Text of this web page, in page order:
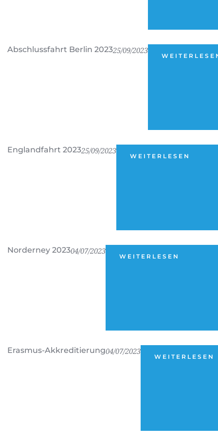
Abschlussfahrt Berlin 202325/09/2023
Englandfahrt 202325/09/2023
WEITERLESEN
Norderney 202304/07/2023
WEITERLESEN
Erasmus-Akkreditierung04/07/2023
WEITERLESEN